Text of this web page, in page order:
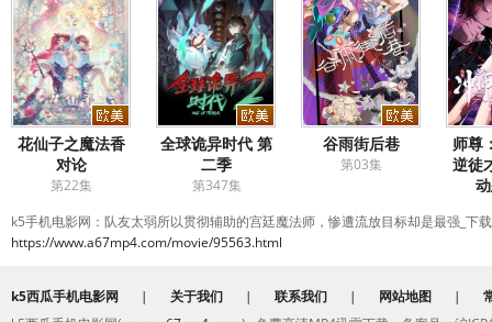
花仙子之魔法香
对论
第22集
全球诡异时代 第
二季
第347集
谷雨街后巷
第03集
师尊
逆徒
k5手机电影网：队友太弱所以贯彻辅助的宫廷魔法师，惨遭流放目标却是最强_下
https://www.a67mp4.com/movie/95563.html
k5西瓜手机电影网 | 关于我们 | 联系我们 | 网站地图 |